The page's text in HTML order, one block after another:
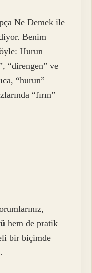
Ne Demek ile
Benim
Hurun
“direngen” ve
“hurun”
“fırın”
hem depratik
bir biçimde